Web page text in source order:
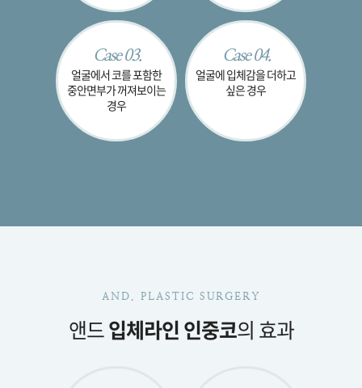
Case 03.
얼굴에서 코를 포함한
중안면부가꺼져보이는
경우
Case 04.
얼굴에입체감을 더하고
싶은 경우
AND. PLASTIC SURGERY
앤드입체라인 인중코의 효과